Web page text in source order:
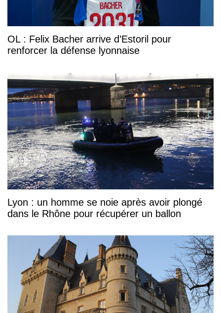
OL : Felix Bacher arrive d’Estoril pour
renforcer la défense lyonnaise
Lyon : un homme se noie après avoir plongé
dans le Rhône pour récupérer un ballon